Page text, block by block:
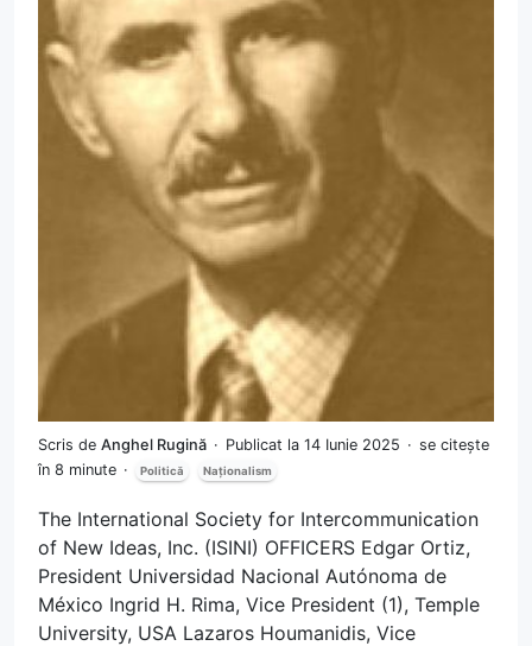
Scris de Anghel Rugină Publicat la 14 Iunie 2025
se citește
în 8 minute
Politică Naționalism
The International Society for Intercommunication
of New Ideas, Inc. (ISINI) OFFICERS Edgar Ortiz,
President Universidad Nacional Autónoma de
México Ingrid H. Rima, Vice President (1), Temple
University, USA Lazaros Houmanidis, Vice